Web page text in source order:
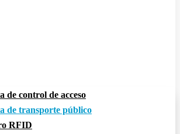
de control de acceso
de transporte público
RFID